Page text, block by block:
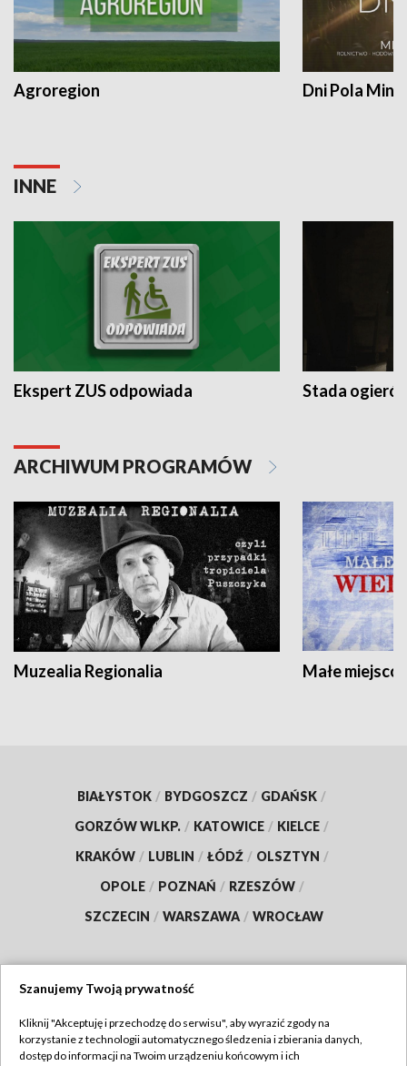
Agroregion Dni Pola
INNE
Ekspert ZUS odpowiada Stada
ARCHIWUM PROGRAMÓW
Muzealia Regionalia Małe
BIAŁYSTOK / BYDGOSZCZ / GDAŃSK /
GORZÓW WLKP. / KATOWICE / KIELCE /
KRAKÓW / LUBLIN / ŁÓDŹ / OLSZTYN /
OPOLE / POZNAŃ / RZESZÓW /
SZCZECIN / WARSZAWA / WROCŁAW
TVP
Szanujemy Twoją prywatność
Kliknij "Akceptuję i przechodzę do serwisu", aby wyrazić zgody na
korzystanie z technologii automatycznego śledzenia i zbierania danych,
dostęp do informacji na Twoim urządzeniu końcowym i ich